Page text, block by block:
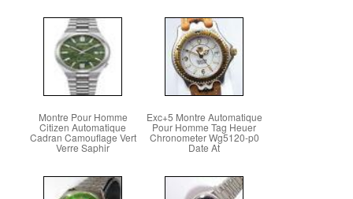
Montre Pour Homme
Citizen Automatique
Cadran Camouflage Vert
Verre Saphir
Exc+5 Montre Automatique
Pour Homme Tag Heuer
Chronometer Wg5120-p0
Date At